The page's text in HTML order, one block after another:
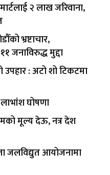
२ लाख जरिवाना,
भ्रष्टाचार,
जनाविरुद्ध मुद्दा
उपहार : अटो शो टिकटमा
घोषणा
मूल्य देऊ, नत्र देश
जलविद्युत आयोजनामा